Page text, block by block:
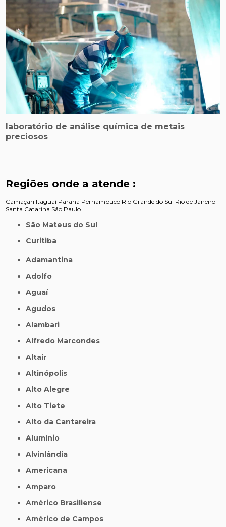
laboratório de análise química de metais
preciosos
Regiões onde a atende :
Camaçari Itaguaí Paraná Pernambuco Rio Grande do Sul Rio de Janeiro
Santa Catarina São Paulo
São Mateus do Sul
Curitiba
Adamantina
Adolfo
Aguaí
Agudos
Alambari
Alfredo Marcondes
Altair
Altinópolis
Alto Alegre
Alto Tiete
Alto da Cantareira
Alumínio
Alvinlândia
Americana
Amparo
Américo Brasiliense
Américo de Campos